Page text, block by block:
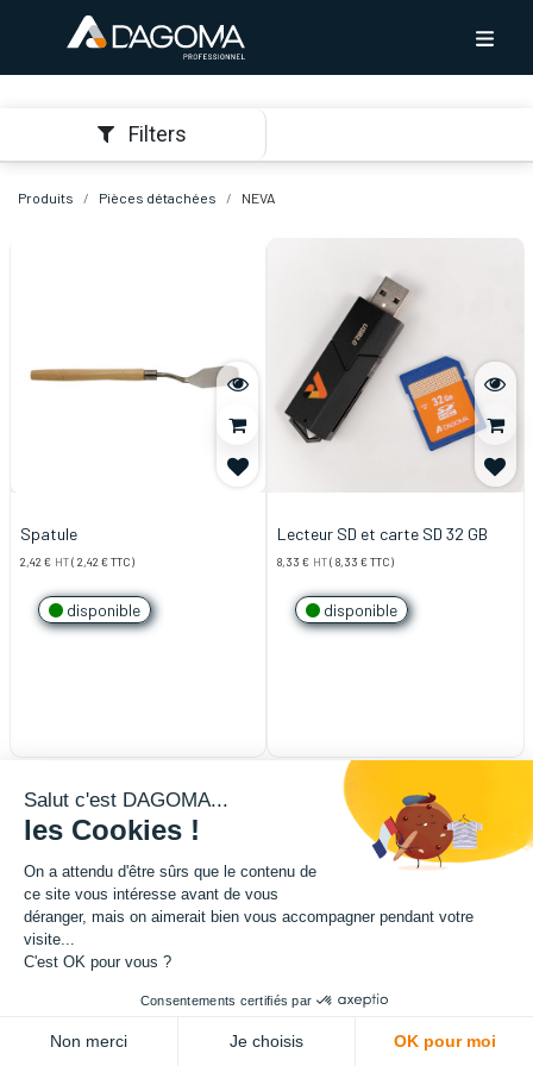
Filters
Produits Pièces détachées NEVA
Spatule
2,42 € HT( 2,42 €TTC)
disponible
Lecteur SD et carte SD 32 GB
8,33 € HT( 8,33 €TTC)
disponible
Connecteur pneumatique - PC4- FSR diamètre 20mm x 3
Salut c'est DAGOMA...
les Cookies !
On a attendu d'être sûrs que le contenu de
ce site vous intéresse avant de vous
déranger, mais on aimerait bien vous accompagner pendant votre
visite...
C'est OK pour vous ?
Consentements certifiés par
Non merci Je choisis OK pour moi